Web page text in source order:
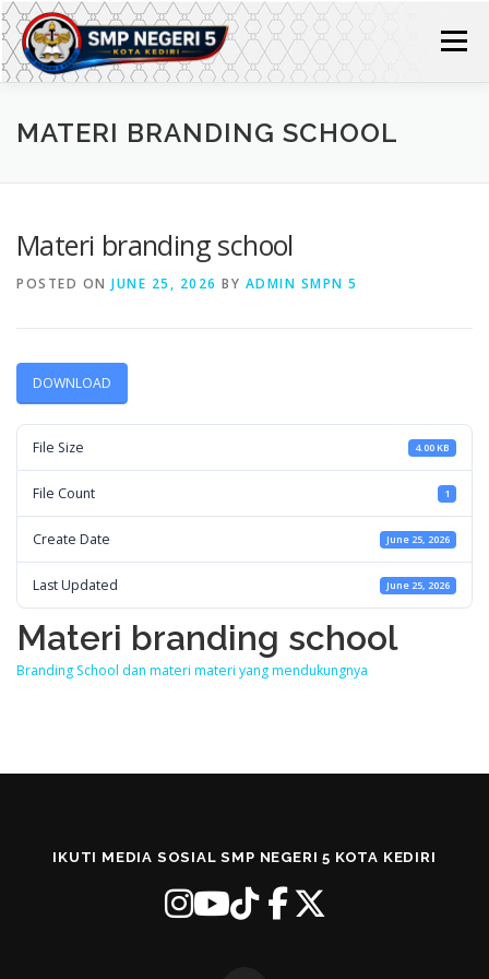
Skip
to
content
Menu
HOME PROFIL
PERPUSTAKAAN ADIWIYATA MANDIRI
LAYANAN KAMI
LAPOR LAYANAN ASPIRASI
SURVEY TINGKAT KEPUASAN
MATERI BRANDING SCHOOL
Materi branding school
POSTED ON JUNE 25, 2026 BY ADMIN SMPN 5
DOWNLOAD
File Size 4.00 KB
File Count 1
Create Date June 25, 2026
Last Updated June 25, 2026
Materi branding school
Branding School dan materi materi yang mendukungnya
IKUTI MEDIA SOSIAL SMP NEGERI 5 KOTA KEDIRI